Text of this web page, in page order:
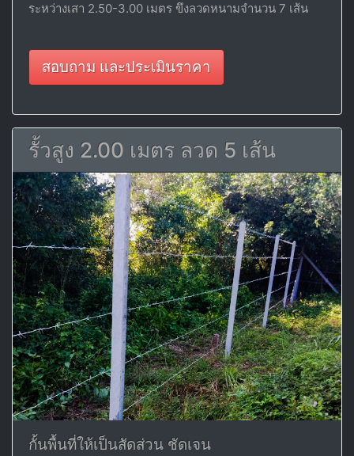
ระหว่างเสา 2.50-3.00 เมตร ขึงลวดหนามจำนวน 7 เส้น
สอบถาม และประเมินราคา
รั้วสูง 2.00 เมตร ลวด 5 เส้น
กั้นพื้นที่ให้เป็นสัดส่วน ชัดเจน